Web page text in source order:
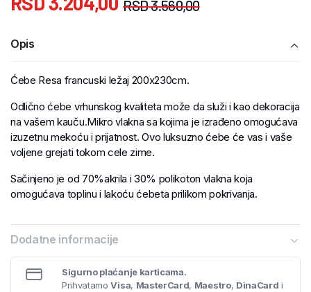
RSD3.560,00
Opis
Ćebe Resa francuski ležaj 200x230cm.
Odlično ćebe vrhunskog kvaliteta može da služi i kao dekoracija
na vašem kauču.Mikro vlakna sa kojima je izrađeno omogućava
izuzetnu mekoću i prijatnost. Ovo luksuzno ćebe će vas i vaše
voljene grejati tokom cele zime.
Sačinjeno je od 70%akrila i 30% polikoton vlakna koja
omogućava toplinu i lakoću ćebeta prilikom pokrivanja.
Dodatne informacije
Sigurno plaćanje karticama.
PrihvatamoVisa, MasterCard, Maestro, DinaCard i